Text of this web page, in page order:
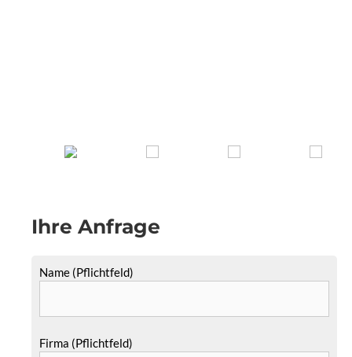
Ihre Anfrage
Name (Pflichtfeld)
Firma (Pflichtfeld)